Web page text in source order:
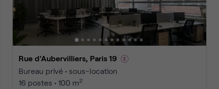
Rue d'Aubervilliers, Paris 19
Bureau privé • sous-location
16 postes • 100 m2